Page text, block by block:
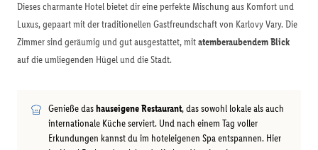
Dieses charmante Hotel bietet dir eine perfekte Mischung aus Komfort und
Luxus, gepaart mit der traditionellen Gastfreundschaft von Karlovy Vary. Die
Zimmer sind geräumig und gut ausgestattet, mitatemberaubendem Blick
auf die umliegenden Hügel und die Stadt.
Genieße dashauseigene Restaurant, das sowohl lokale als auch
internationale Küche serviert. Und nach einem Tag voller
Erkundungen kannst du im hoteleigenen Spa entspannen. Hier